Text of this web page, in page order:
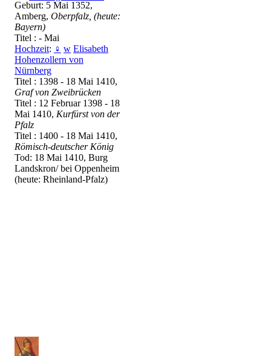
Geburt: 5 Mai 1352,
Amberg, Oberpfalz, (heute:
Bayern)
Titel : - Mai
Hochzeit: ♀ w Elisabeth
Hohenzollern von
Nürnberg
Titel : 1398 - 18 Mai 1410,
Graf von Zweibrücken
Titel : 12 Februar 1398 - 18
Mai 1410, Kurfürst von der
Pfalz
Titel : 1400 - 18 Mai 1410,
Römisch-deutscher König
Tod: 18 Mai 1410, Burg
Landskron/ bei Oppenheim
(heute: Rheinland-Pfalz)